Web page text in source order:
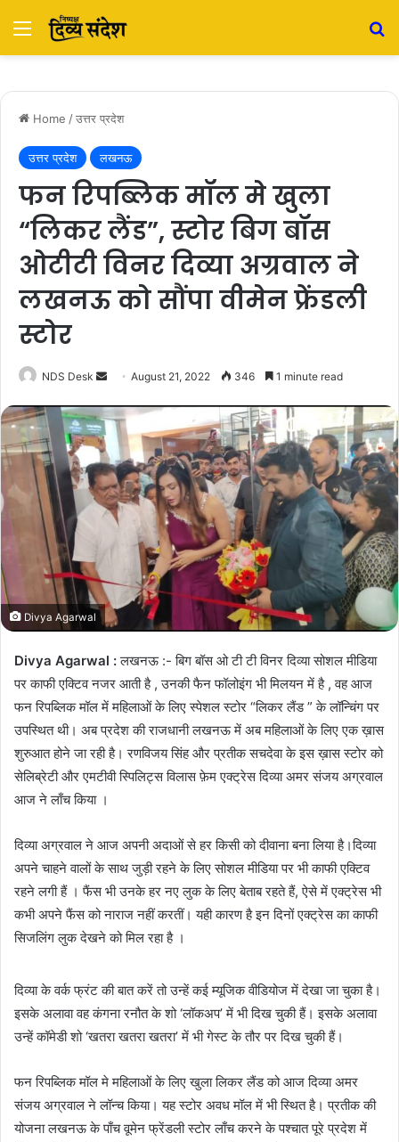
Menu
Home /उत्तर प्रदेश
उत्तर प्रदेश लखनऊ
फन रिपब्लिक मॉल मे खुला
“लिकर लैंड”, स्टोर बिग बॉस
ओटीटी विनर दिव्या अग्रवाल ने
लखनऊ को सौंपा वीमेन फ्रेंडली
स्टोर
NDS Desk
n
a
n
e
a
August 21, 2022 346 1 minute read
Divya Agarwal
Divya Agarwal :लखनऊ :- बिग बॉस ओ टी टी विनर दिव्या सोशल मीडिया
पर काफी एक्टिव नजर आती है , उनकी फैन फॉलोइंग भी मिलयन में है , वह आज
फन रिपब्लिक मॉल में महिलाओं के लिए स्पेशल स्टोर “लिकर लैंड ” के लॉन्चिंग पर
उपस्थित थी। अब प्रदेश की राजधानी लखनऊ में अब महिलाओं के लिए एक ख़ास
शुरुआत होने जा रही है। रणविजय सिंह और प्रतीक सचदेवा के इस ख़ास स्टोर को
सेलिब्रेटी और एमटीवी स्पिलिट्स विलास फ़ेम एक्ट्रेस दिव्या अमर संजय अग्रवाल
आज ने लाँच किया ।
दिव्या अग्रवाल ने आज अपनी अदाओं से हर किसी को दीवाना बना लिया है।दिव्या
अपने चाहने वालों के साथ जुड़ी रहने के लिए सोशल मीडिया पर भी काफी एक्टिव
रहने लगी हैं । फैंस भी उनके हर नए लुक के लिए बेताब रहते हैं, ऐसे में एक्ट्रेस भी
कभी अपने फैंस को नाराज नहीं करतीं। यही कारण है इन दिनों एक्ट्रेस का काफी
सिजलिंग लुक देखने को मिल रहा है ।
दिव्या के वर्क फ्रंट की बात करें तो उन्हें कई म्यूजिक वीडियोज में देखा जा चुका है।
इसके अलावा वह कंगना रनौत के शो ‘लॉकअप’ में भी दिख चुकी हैं। इसके अलावा
उन्हें कॉमेडी शो ‘खतरा खतरा खतरा’ में भी गेस्ट के तौर पर दिख चुकी हैं।
फन रिपब्लिक मॉल मे महिलाओं के लिए खुला लिकर लैंड को आज दिव्या अमर
संजय अग्रवाल ने लॉन्च किया। यह स्टोर अवध मॉल में भी स्थित है। प्रतीक की
योजना लखनऊ के पाँच वूमेन फ्रेंडली स्टोर लाँच करने के पश्चात पूरे प्रदेश में